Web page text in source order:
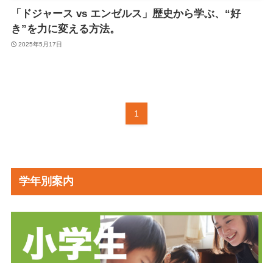
「ドジャース vs エンゼルス」歴史から学ぶ、“好
き”を力に変える方法。
2025年5月17日
1
学年別案内